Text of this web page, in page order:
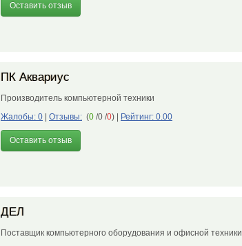
Оставить отзыв
ПК Аквариус
Производитель компьютерной техники
Жалобы: 0
Отзывы: (0 /0 /0) Рейтинг: 0.00
Оставить отзыв
ДЕЛ
Поставщик компьютерного оборудования и офисной техники